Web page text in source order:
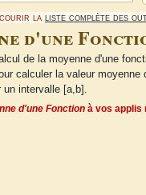
la liste complète des
d'une
de la moyenne d'une
calculer la valeur moyenne
un intervalle [a,b].
d'une Fonction à vos applis